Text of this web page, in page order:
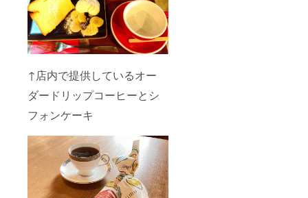
↑店内で提供しているオー
ダードリップコーヒーとシ
フォンケーキ